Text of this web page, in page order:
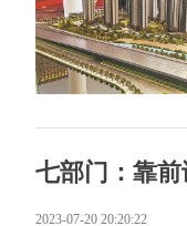
七部门：靠前
2023-07-20 20:20:22